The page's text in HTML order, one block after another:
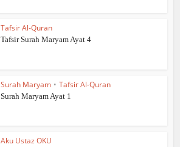
Tafsir Al-Quran
Tafsir Surah Maryam Ayat 4
Surah Maryam • Tafsir Al-Quran
Surah Maryam Ayat 1
Aku Ustaz OKU